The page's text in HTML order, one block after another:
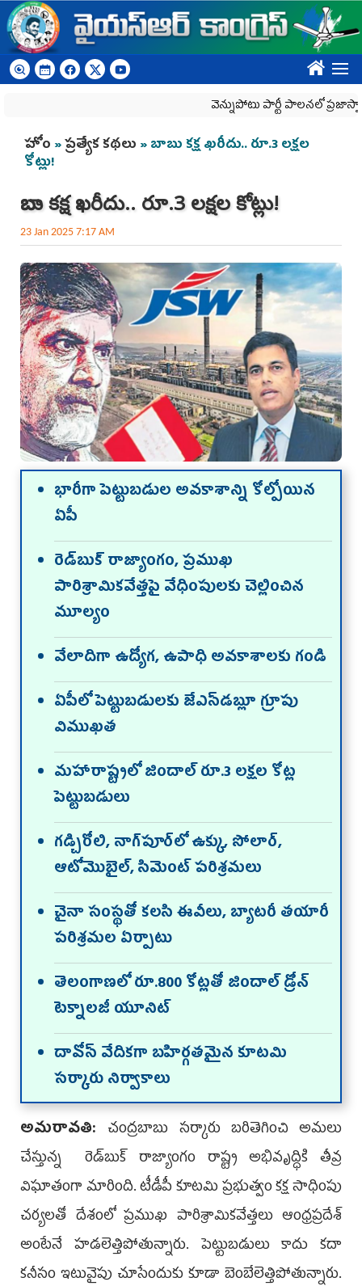
Skip to main content
????
వెన్నుపోటు పార్టీ పాలనలో ప్రజాస్వామ్యం
You are here
హోం »ప్రత్యేక కథలు » బాబు కక్ష ఖరీదు.. రూ.3 లక్షల
కోట్లు!
బాబు కక్ష ఖరీదు.. రూ.3 లక్షల కోట్లు!
23 Jan 2025 7:17 AM
భారీగా పెట్టుబడుల అవకాశాన్ని కోల్పోయిన
ఏపీ
రెడ్‌బుక్‌ రాజ్యాంగం, ప్రముఖ
పారిశ్రామికవేత్తపై వేధింపులకు చెల్లించిన
మూల్యం
వేలాదిగా ఉద్యోగ, ఉపాధి అవకాశాలకు గండి
ఏపీలో పెట్టుబడులకు జేఎస్‌డబ్లూ గ్రూపు
విముఖత
మహారాష్ట్రలో జిందాల్‌ రూ.3 లక్షల కోట్ల
పెట్టుబడులు
గడ్చిరోలి, నాగ్‌పూర్‌లో ఉక్కు, సోలార్,
ఆటోమొబైల్, సిమెంట్‌ పరిశ్రమలు
చైనా సంస్థతో కలసి ఈవీలు, బ్యాటరీ తయారీ
పరిశ్రమల ఏర్పాటు
తెలంగాణలో రూ.800 కోట్లతో జిందాల్‌ డ్రోన్‌
టెక్నాలజీ యూనిట్‌
దావోస్‌ వేదికగా బహిర్గతమైన కూటమి
సర్కారు నిర్వాకాలు
అమరావతి: చంద్రబాబు సర్కారు బరితెగించి అమలు
చేస్తున్న రెడ్‌బుక్‌ రాజ్యాంగం రాష్ట్ర అభివృద్ధికి తీవ్ర
విఘాతంగా మారింది. టీడీపీ కూటమి ప్రభుత్వం కక్ష సాధింపు
చర్యలతో దేశంలో ప్రముఖ పారిశ్రామికవేత్తలు ఆంధ్రప్రదేశ్‌
అంటేనే హడ­లెత్తిపోతున్నారు. పెట్టుబడులు కాదు కదా
కనీసం ఇటువైపు చూసేందుకు కూడా బెంబేలెత్తిపోతు­న్నారు.